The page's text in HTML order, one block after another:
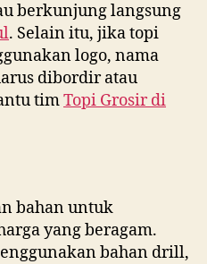
berkunjung langsung
. Selain itu, jika topi
logo, nama
dibordir atau
timTopi Grosir di
bahan untuk
yang beragam.
bahan drill,